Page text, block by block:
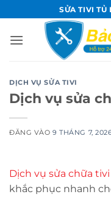
qua
nội
SỬA TIVI TỦ
DỊCH VỤ SỬA TIVI
Dịch vụ sửa
ĐĂNG VÀO9 THÁNG 7,
Dịch vụ sửa chữa
khắc phục nhanh